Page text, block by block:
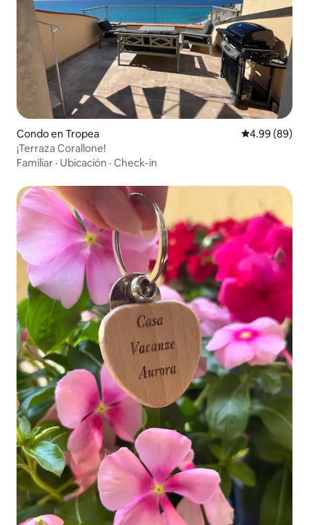
Condo en Tropea Calificación
4.99 (89)
¡Terraza Corallone!
Familiar · Ubicación · Check-in